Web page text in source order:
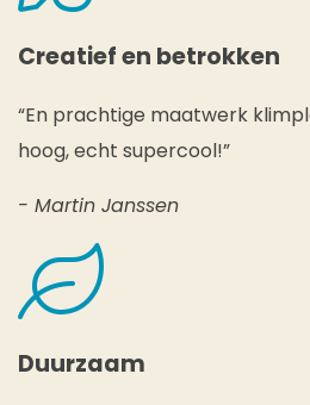
Creatief en betrokken
“En prachtige maatwerk
hoog, echt supercool!”
- Martin Janssen
Duurzaam